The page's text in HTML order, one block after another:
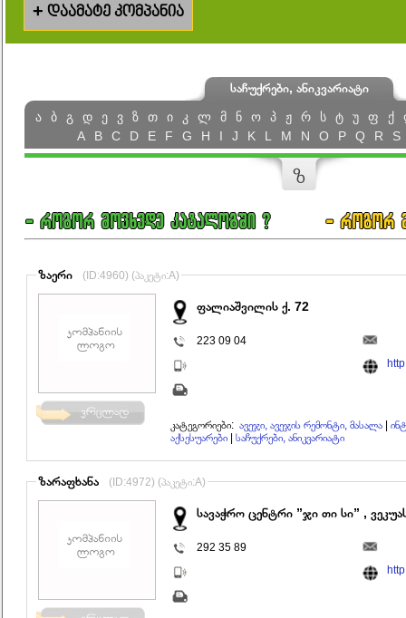
+ დაამატე კომპანია
საჩუქრები, ანიკვარიატი
ა
ბ გ დ ე ვ ზ თ ი კ ლ მ ნ ო პ ჟ რ ს ტ უ ფ ქ
A
B C D E F G H I J K L M N O P Q R S
ზ
ზაერი (ID:4960) (პაკეტი:A)
ფალიაშვილის ქ. 72
223 09 04
კატეგორიები: ავეჯი, ავეჯის რემონტი, მასალა
აქსესუარები
საჩუქრები, ანიკვარიატი
ზარაფხანა (ID:4972) (პაკეტი:A)
სავაჭრო ცენტრი ”ჯი თი სი” ,
292 35 89